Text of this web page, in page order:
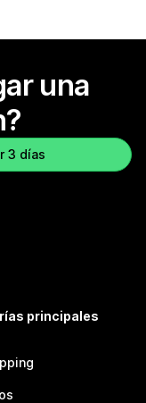
una
3 días
principales